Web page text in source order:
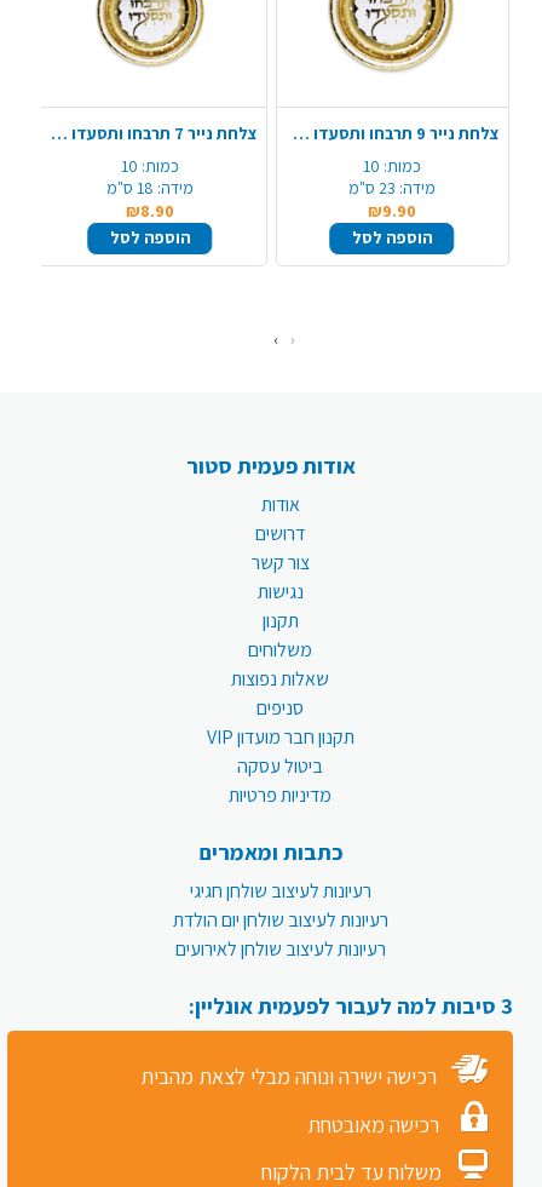
צלחת נייר 9 תרבחו ותסעדו 10 יח' - זהב
כמות: 10
מידה: 23 ס"מ
₪9.90
הוספה לסל
צלחת נייר 7 תרבחו ותסעדו 10 יח' - זהב
כמות: 10
מידה: 18 ס"מ
₪8.90
הוספה לסל
‹
›
אודות פעמית סטור
אודות
דרושים
צור קשר
נגישות
תקנון
משלוחים
שאלות נפוצות
סניפים
תקנון חבר מועדון VIP
ביטול עסקה
מדיניות פרטיות
כתבות ומאמרים
רעיונות לעיצוב שולחן חגיגי
רעיונות לעיצוב שולחן יום הולדת
רעיונות לעיצוב שולחן לאירועים
3 סיבות למה לעבור לפעמית אונליין:
רכישה ישירה ונוחה מבלי לצאת מהבית
רכישה מאובטחת
משלוח עד לבית הלקוח